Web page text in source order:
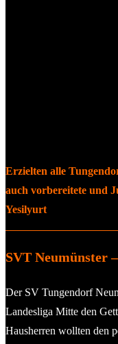
Erzielten alle
auch vorbereitete und
Yesilyurt
SVT Neumünster
Der SV Tungendorf
Landesliga Mitte den
Hausherren wollten den